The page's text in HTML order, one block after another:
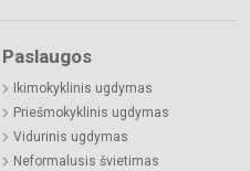
Paslaugos
Ikimokyklinis ugdymas
Priešmokyklinis ugdymas
Vidurinis ugdymas
Neformalusis švietimas